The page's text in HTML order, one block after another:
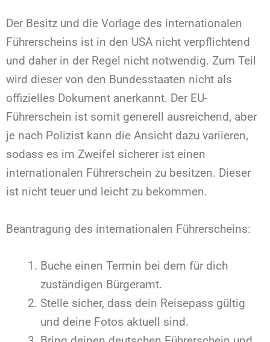
Der Besitz und die Vorlage des internationalen
Führerscheins ist in den USA nicht verpflichtend
und daher in der Regel nicht notwendig. Zum Teil
wird dieser von den Bundesstaaten nicht als
offizielles Dokument anerkannt. Der EU-
Führerschein ist somit generell ausreichend, aber
je nach Polizist kann die Ansicht dazu variieren,
sodass es im Zweifel sicherer ist einen
internationalen Führerschein zu besitzen. Dieser
ist nicht teuer und leicht zu bekommen.
Beantragung des internationalen Führerscheins:
Buche einen Termin bei dem für dich
zuständigen Bürgeramt.
Stelle sicher, dass dein Reisepass gültig
und deine Fotos aktuell sind.